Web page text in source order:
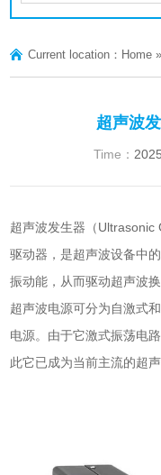
Current location： Home »
超声波
Time：
超声波发生器 （
驱动器，是超声波设备中
振动能，从而驱动超声波
超声波电源可分为自激式
电源。由于它激式振荡电
此它已成为当前主流的超